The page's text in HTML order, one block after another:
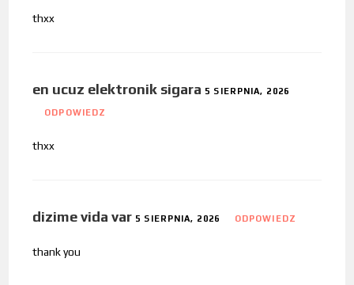
thxx
en ucuz elektronik sigara 5 SIERPNIA, 2026
ODPOWIEDZ
thxx
dizime vida var 5 SIERPNIA, 2026 ODPOWIEDZ
thank you